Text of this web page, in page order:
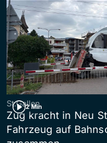
2 Min
St.Gallen
Zug kracht in Neu
Fahrzeug auf